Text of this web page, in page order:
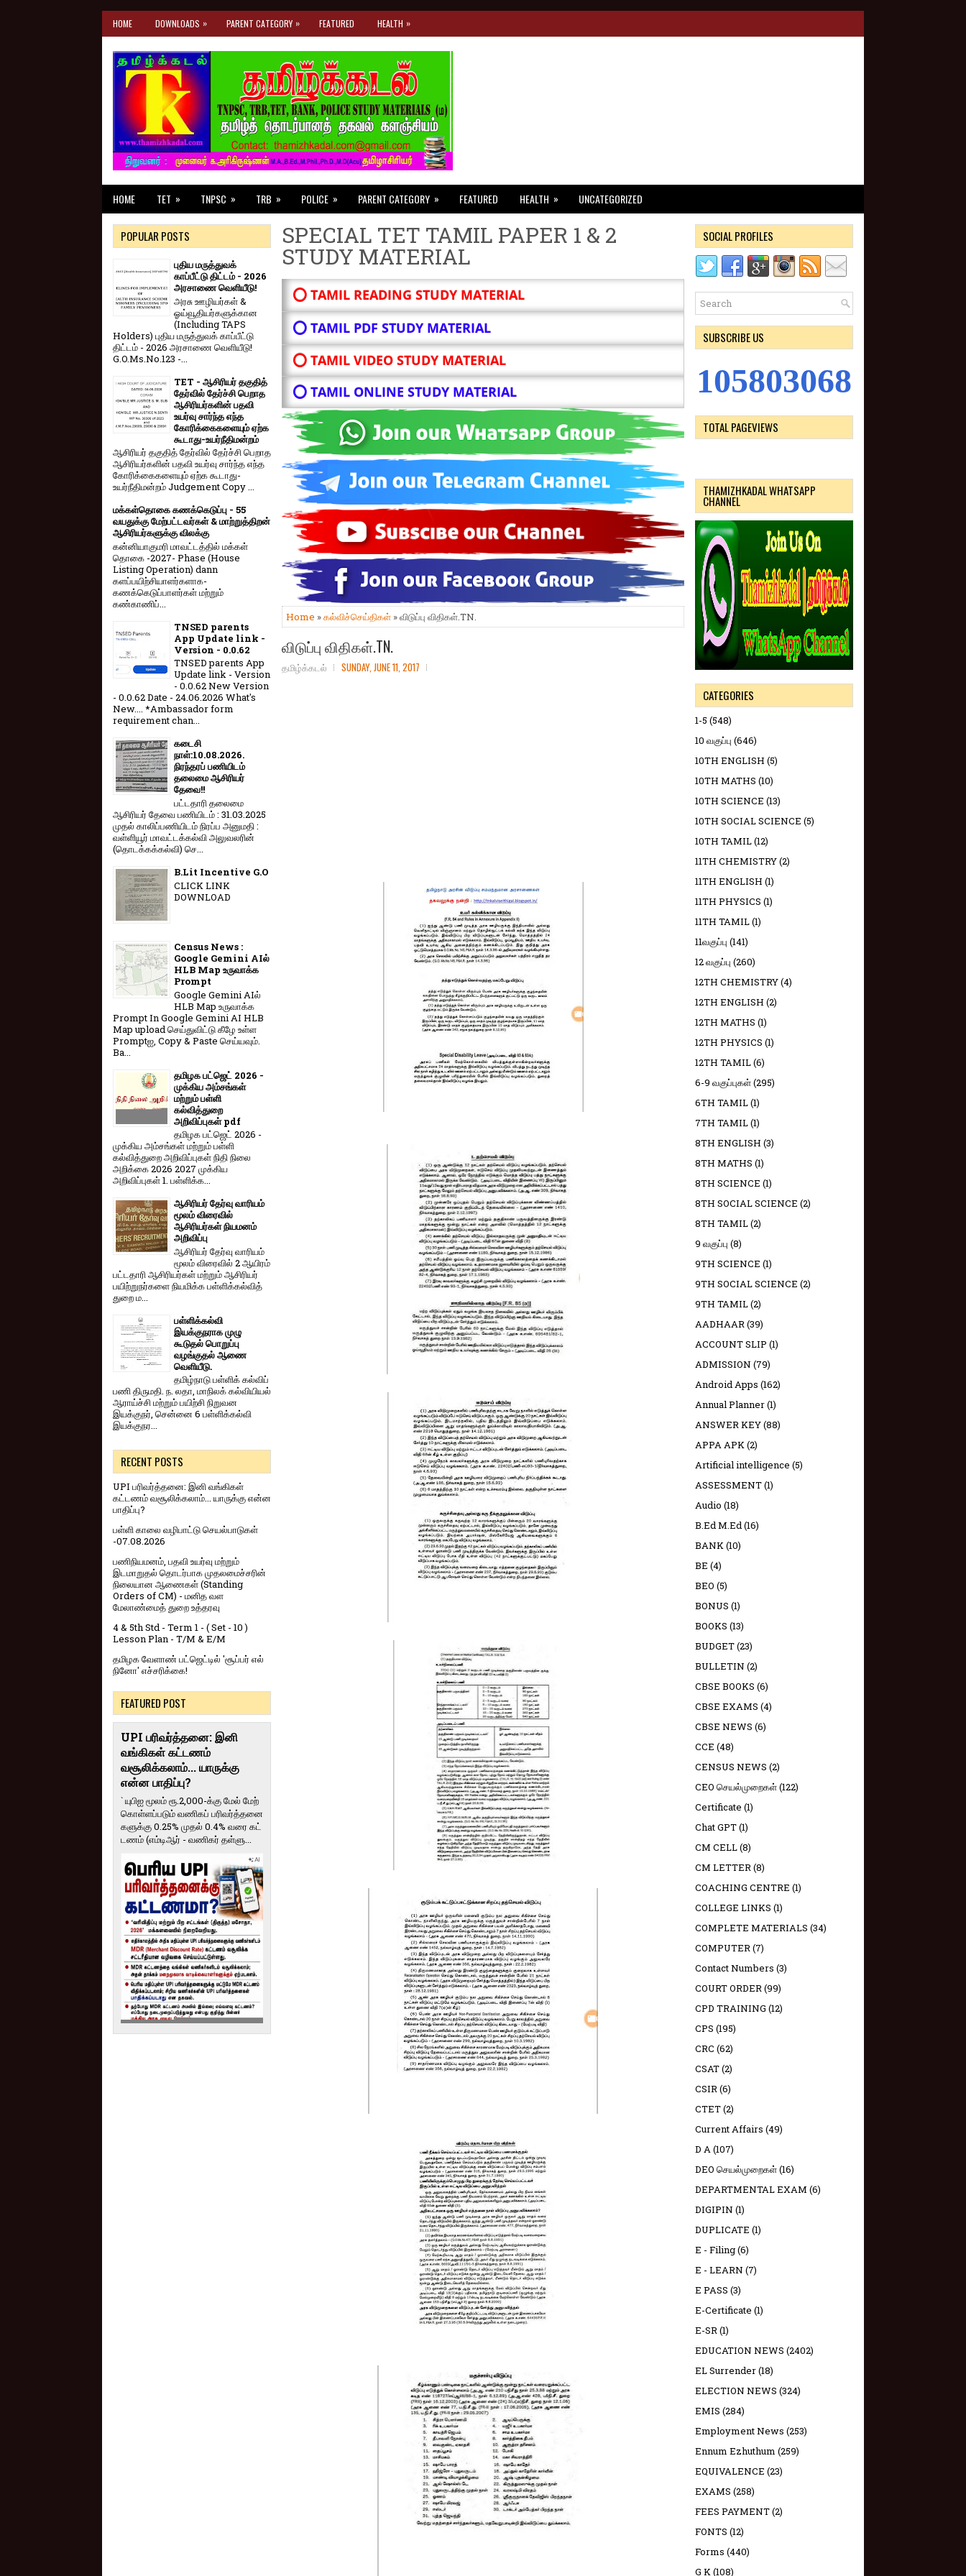
HOME DOWNLOADS » PARENT CATEGORY » FEATURED HEALTH »
HOME TET » TNPSC » TRB » POLICE » PARENT CATEGORY » FEATURED HEALTH » UNCATEGORIZED
SPECIAL TET TAMIL PAPER 1 & 2
STUDY MATERIAL
⭕ TAMIL READING STUDY MATERIAL
⭕ TAMIL PDF STUDY MATERIAL
⭕ TAMIL VIDEO STUDY MATERIAL
⭕ TAMIL ONLINE STUDY MATERIAL
Home »கல்விச்செய்திகள் » விடுப்பு விதிகள்.TN.
விடுப்பு விதிகள்.TN.
தமிழ்க்கடல் SUNDAY, JUNE 11, 2017
POPULAR POSTS
புதிய மருத்துவக்
காப்பீட்டு திட்டம் - 2026
அரசாணை வெளியீடு!
அரசு ஊழியர்கள் &
ஓய்வூதியர்களுக்கான
(Including TAPS
Holders) புதிய மருத்துவக் காப்பீட்டு
திட்டம் - 2026 அரசாணை வெளியீடு!
G.O.Ms.No.123 -...
TET - ஆசிரியர் தகுதித்
தேர்வில் தேர்ச்சி பெறாத
ஆசிரியர்களின் பதவி
உயர்வு சார்ந்த எந்த
கோரிக்கைகளையும் ஏற்க
கூடாது-உயர்நீதிமன்றம்
ஆசிரியர் தகுதித் தேர்வில் தேர்ச்சி பெறாத
ஆசிரியர்களின் பதவி உயர்வு சார்ந்த எந்த
கோரிக்கைகளையும் ஏற்க கூடாது-
உயர்நீதிமன்றம் Judgement Copy ...
மக்கள்தொகை கணக்கெடுப்பு - 55
வயதுக்கு மேற்பட்டவர்கள் & மாற்றுத்திறன்
ஆசிரியர்களுக்கு விலக்கு
கன்னியாகுமரி மாவட்டத்தில் மக்கள்
தொகை -2027- Phase (House
Listing Operation) dann
களப்பயிற்சியாளர்களாக-
கணக்கெடுப்பாளர்கள் மற்றும்
கண்காணிப்...
TNSED parents
App Update link -
Version - 0.0.62
TNSED parents App
Update link - Version
- 0.0.62 New Version
- 0.0.62 Date - 24.06.2026 What's
New.... *Ambassador form
requirement chan...
கடைசி
நாள்:10.08.2026.
நிரந்தரப் பணியிடம்
தலைமை ஆசிரியர்
தேவை!!
பட்டதாரி தலைமை
ஆசிரியர் தேவை பணியிடம் : 31.03.2025
முதல் காலிப்பணியிடம் நிரப்ப அனுமதி :
வள்ளியூர் மாவட்டக்கல்வி அலுவலரின்
(தொடக்கக்கல்வி) செ...
B.Lit Incentive G.O
CLICK LINK
DOWNLOAD
Census News :
Google Gemini AIல்
HLB Map உருவாக்க
Prompt
Google Gemini AIல்
HLB Map உருவாக்க
Prompt In Google Gemini AI HLB
Map upload செய்துவிட்டு கீழே உள்ள
Promptஐ, Copy & Paste செய்யவும்.
Ba...
தமிழக பட்ஜெட் 2026 -
முக்கிய அம்சங்கள்
மற்றும் பள்ளி
கல்வித்துறை
அறிவிப்புகள் pdf
தமிழக பட்ஜெட் 2026 -
முக்கிய அம்சங்கள் மற்றும் பள்ளி
கல்வித்துறை அறிவிப்புகள் நிதி நிலை
அறிக்கை 2026 2027 முக்கிய
அறிவிப்புகள் 1. பள்ளிக்க...
ஆசிரியர் தேர்வு வாரியம்
மூலம் விரைவில்
ஆசிரியர்கள் நியமனம்
அறிவிப்பு
ஆசிரியர் தேர்வு வாரி​யம்
மூலம் விரை​வில் 2 ஆயிரம்
பட்​ட​தாரி ஆசிரியர்​கள் மற்​றும் ஆசிரியர்
பயிற்றுநர்​களை நியமிக்க பள்​ளிக்​கல்​வித்​
துறை ம...
பள்ளிக்கல்வி
இயக்குநராக முழு
கூடுதல் பொறுப்பு
வழங்குதல் ஆணை
வெளியீடு.
தமிழ்நாடு பள்ளிக் கல்விப்
பணி திருமதி. ந. லதா, மாநிலக் கல்வியியல்
ஆராய்ச்சி மற்றும் பயிற்சி நிறுவன
இயக்குநர், சென்னை 6 பள்ளிக்கல்வி
இயக்குநர...
RECENT POSTS
UPI பரிவர்த்தனை: இனி வங்கிகள்
கட்டணம் வசூலிக்கலாம்... யாருக்கு என்ன
பாதிப்பு?
பள்ளி காலை வழிபாட்டு செயல்பாடுகள்
-07.08.2026
பணிநியமனம், பதவி உயர்வு மற்றும்
இடமாறுதல் தொடர்பாக முதலமைச்சரின்
நிலையான ஆணைகள் (Standing
Orders of CM) - மனித வள
மேலாண்மைத் துறை உத்தரவு
4 & 5th Std - Term 1 - ( Set - 10 )
Lesson Plan - T/M & E/M
தமிழக வேளாண் பட்ஜெட்டில் 'சூப்பர் எல்
நினோ' எச்சரிக்கை!
FEATURED POST
UPI பரிவர்த்தனை: இனி
வங்கிகள் கட்டணம்
வசூலிக்கலாம்... யாருக்கு
என்ன பாதிப்பு?
` யுபிஐ மூலம் ரூ.2,000-க்கு மேல் மேற்​
கொள்​ளப்​படும் வணி​கப் பரிவர்த்​தனை​
களுக்கு 0.25% முதல் 0.4% வரை கட்​
ட​ணம் (எம்​டிஆர் - வணி​கர் தள்​ளு...
SOCIAL PROFILES
SUBSCRIBE US
105803068
TOTAL PAGEVIEWS
THAMIZHKADAL WHATSAPP
CHANNEL
CATEGORIES
1-5 (548)
10 வகுப்பு (646)
10TH ENGLISH (5)
10TH MATHS (10)
10TH SCIENCE (13)
10TH SOCIAL SCIENCE (5)
10TH TAMIL(12)
11TH CHEMISTRY(2)
11TH ENGLISH (1)
11TH PHYSICS (1)
11TH TAMIL(1)
11வகுப்பு (141)
12 வகுப்பு (260)
12TH CHEMISTRY(4)
12TH ENGLISH (2)
12TH MATHS (1)
12TH PHYSICS (1)
12TH TAMIL(6)
6-9 வகுப்புகள்(295)
6TH TAMIL(1)
7TH TAMIL(1)
8TH ENGLISH (3)
8TH MATHS (1)
8TH SCIENCE (1)
8TH SOCIAL SCIENCE (2)
8TH TAMIL(2)
9 வகுப்பு (8)
9TH SCIENCE (1)
9TH SOCIAL SCIENCE (2)
9TH TAMIL(2)
AADHAAR(39)
ACCOUNT SLIP (1)
ADMISSION (79)
Android Apps (162)
Annual Planner(1)
ANSWER KEY(88)
APPA APK(2)
Artificial intelligence (5)
ASSESSMENT(1)
Audio (18)
B.Ed M.Ed(16)
BANK(10)
BE (4)
BEO (5)
BONUS (1)
BOOKS (13)
BUDGET(23)
BULLETIN (2)
CBSE BOOKS (6)
CBSE EXAMS (4)
CBSE NEWS (6)
CCE (48)
CENSUS NEWS (2)
CEO செயல்முறைகள்(122)
Certificate (1)
Chat GPT(1)
CM CELL(8)
CM LETTER(8)
COACHING CENTRE (1)
COLLEGE LINKS (1)
COMPLETE MATERIALS (34)
COMPUTER(7)
Contact Numbers (3)
COURT ORDER(99)
CPD TRAINING (12)
CPS (195)
CRC (62)
CSAT(2)
CSIR(6)
CTET(2)
Current Affairs (49)
D A(107)
DEO செயல்முறைகள்(16)
DEPARTMENTAL EXAM (6)
DIGIPIN (1)
DUPLICATE (1)
E - Filing(6)
E - LEARN (7)
E PASS (3)
E-Certificate (1)
E-SR(1)
EDUCATION NEWS (2402)
EL Surrender(18)
ELECTION NEWS (324)
EMIS (284)
Employment News (253)
Ennum Ezhuthum (259)
EQUIVALENCE (23)
EXAMS (258)
FEES PAYMENT(2)
FONTS (12)
Forms (440)
G K(108)